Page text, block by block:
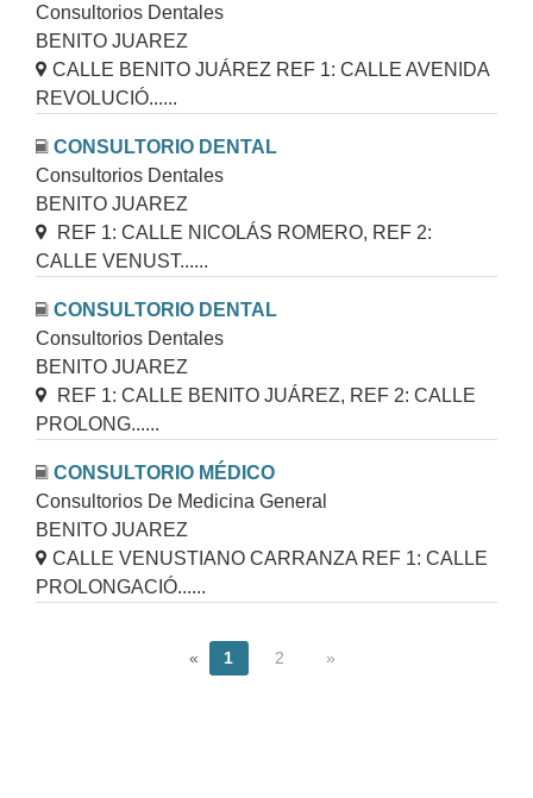
Consultorios Dentales
BENITO JUAREZ
CALLE BENITO JUÁREZ REF 1: CALLE AVENIDA
REVOLUCIÓ......
CONSULTORIO DENTAL
Consultorios Dentales
BENITO JUAREZ
REF 1: CALLE NICOLÁS ROMERO, REF 2:
CALLE VENUST......
CONSULTORIO DENTAL
Consultorios Dentales
BENITO JUAREZ
REF 1: CALLE BENITO JUÁREZ, REF 2: CALLE
PROLONG......
CONSULTORIO MÉDICO
Consultorios De Medicina General
BENITO JUAREZ
CALLE VENUSTIANO CARRANZA REF 1: CALLE
PROLONGACIÓ......
« 1 2 »